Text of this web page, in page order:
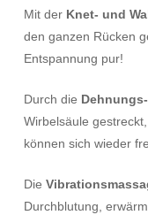
Mit der Knet- und
den ganzen Rücken
Entspannung pur!
Durch die
Wirbelsäule
können sich wieder
Die
Durchblutung,